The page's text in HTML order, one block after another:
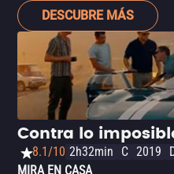
intelectual (algunos la
película resulta divertida, y
en México, además de
ellos, el de mejor película).
DESCUBRE MÁS
Contra lo
8.1/10 2h32min C 2019
MIRA EN CASA